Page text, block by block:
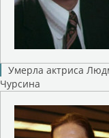
Умерла актриса
Чурсина